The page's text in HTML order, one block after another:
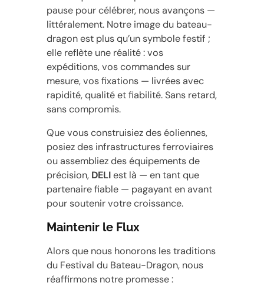
pause pour célébrer, nous avançons —
littéralement. Notre image du bateau-
dragon est plus qu’un symbole festif ;
elle reflète une réalité : vos
expéditions, vos commandes sur
mesure, vos fixations — livrées avec
rapidité, qualité et fiabilité. Sans retard,
sans compromis.
Que vous construisiez des éoliennes,
posiez des infrastructures ferroviaires
ou assembliez des équipements de
précision, DELIest là — en tant que
partenaire fiable — pagayant en avant
pour soutenir votre croissance.
Maintenir le Flux
Alors que nous honorons les traditions
du Festival du Bateau-Dragon, nous
réaffirmons notre promesse :